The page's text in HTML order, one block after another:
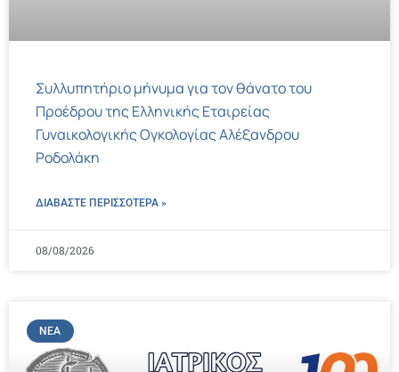
Συλλυπητήριο μήνυμα για τον θάνατο του
Προέδρου της Ελληνικής Εταιρείας
Γυναικολογικής Ογκολογίας Αλέξανδρου
Ροδολάκη
ΔΙΑΒΑΣΤΕ ΠΕΡΙΣΣΌΤΕΡΑ »
08/08/2026
ΝΈΑ